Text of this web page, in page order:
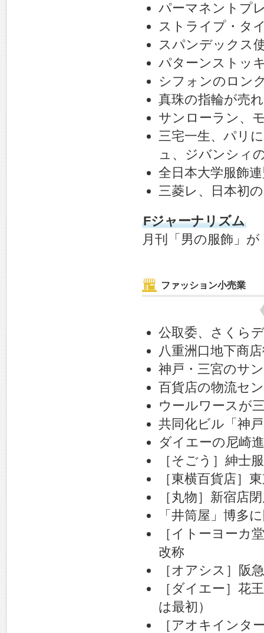
パーマネントプ
ストライプ・タ
スパンデックス
パターンストッ
シフォンのロン
真珠の指輪が売
サンローラン、
三宅一生、パリ
ュ、ジバンシィ
全日本大学服飾
三菱レ、日本初
Fジャーナリズム
月刊「男の服飾」
ファッション小売業
公取委、さくら
八重洲口地下商
神戸・三宮のサ
百貨店の物流セ
ウールワースが
共同化ビル「神
ダイエーの尼崎
［そごう］紳士
［東横百貨店］
［丸物］新宿店
「井筒屋」博多
［イトーヨーカ
改称
［オアシス］阪
［ダイエー］花
は最初）
［アオキインタ